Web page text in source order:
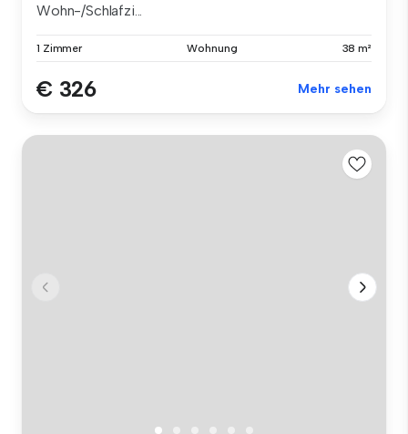
Wohn-/Schlafzi...
1 Zimmer Wohnung 38 m²
€ 326 Mehr sehen